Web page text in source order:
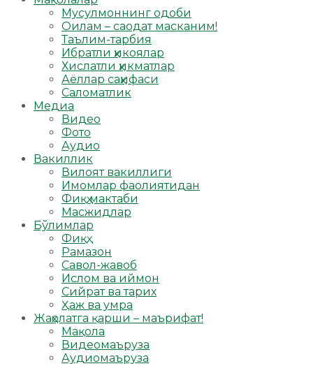
Мусулмоннинг одоби
Оилам – саодат масканим!
Таълим-тарбия
Ибратли ҳикоялар
Хислатли ҳикматлар
Аёллар саҳифаси
Саломатлик
Медиа
Видео
Фото
Аудио
Вакиллик
Вилоят вакиллиги
Имомлар фаолиятидан
Фиқҳ мактаби
Масжидлар
Бўлимлар
Фиқҳ
Рамазон
Савол-жавоб
Ислом ва иймон
Сийрат ва тарих
Ҳаж ва умра
Жаҳолатга қарши – маърифат!
Мақола
Видеомаъруза
Аудиомаъруза